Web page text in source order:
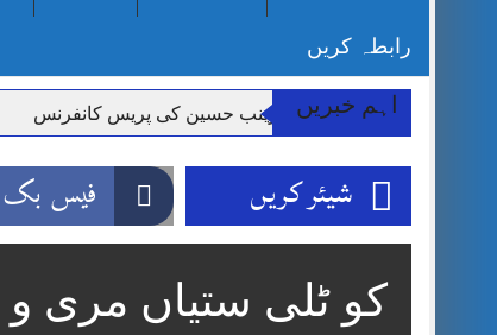
رابطہ کریں
اہم خبریں
کلرسیداں سیدہ زینب حسین کی پریس کانفرنس
شیئر کریں فیس بک
کو ٹلی ستیاں مری و